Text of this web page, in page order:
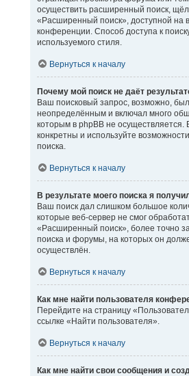
осуществить расширенный поиск,
«Расширенный поиск», доступной на
конференции. Способ доступа к
используемого стиля.
Вернуться к началу
Почему мой поиск не даёт
Ваш поисковый запрос, возможно,
неопределённым и включал много
которым в phpBB не осуществляется.
конкретны и используйте
поиска.
Вернуться к началу
В результате моего поиска я
Ваш поиск дал слишком большое
которые веб-сервер не смог
«Расширенный поиск», более точно
поиска и форумы, на которых он
осуществлён.
Вернуться к началу
Как мне найти пользователя
Перейдите на страницу
ссылке «Найти пользователя».
Вернуться к началу
Как мне найти свои сообщения и